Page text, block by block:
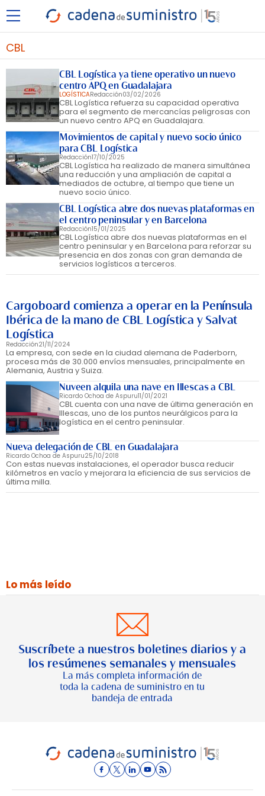
CBL
CBL Logística ya tiene operativo un nuevo
centro APQ en Guadalajara
LOGÍSTICARedacción03/02/2026
CBL Logística refuerza su capacidad operativa
para el segmento de mercancías peligrosas con
un nuevo centro APQ en Guadalajara.
Movimientos de capital y nuevo socio único
para CBL Logística
Redacción17/10/2025
CBL Logística ha realizado de manera simultánea
una reducción y una ampliación de capital a
mediados de octubre, al tiempo que tiene un
nuevo socio único.
CBL Logística abre dos nuevas plataformas en
el centro peninsular y en Barcelona
Redacción15/01/2025
CBL Logística abre dos nuevas plataformas en el
centro peninsular y en Barcelona para reforzar su
presencia en dos zonas con gran demanda de
servicios logísticos a terceros.
Cargoboard comienza a operar en la Península
Ibérica de la mano de CBL Logística y Salvat
Logística
Redacción21/11/2024
La empresa, con sede en la ciudad alemana de Paderborn,
procesa más de 30.000 envíos mensuales, principalmente en
Alemania, Austria y Suiza.
Nuveen alquila una nave en Illescas a CBL
Ricardo Ochoa de Aspuru11/01/2021
CBL cuenta con una nave de última generación en
Illescas, uno de los puntos neurálgicos para la
logística en el centro peninsular.
Nueva delegación de CBL en Guadalajara
Ricardo Ochoa de Aspuru25/10/2018
Con estas nuevas instalaciones, el operador busca reducir
kilómetros en vacío y mejorara la eficiencia de sus servicios de
última milla.
Lo más leído
Suscríbete a nuestros boletines diarios y a
los resúmenes semanales y mensuales
La más completa información de
toda la cadena de suministro en tu
bandeja de entrada